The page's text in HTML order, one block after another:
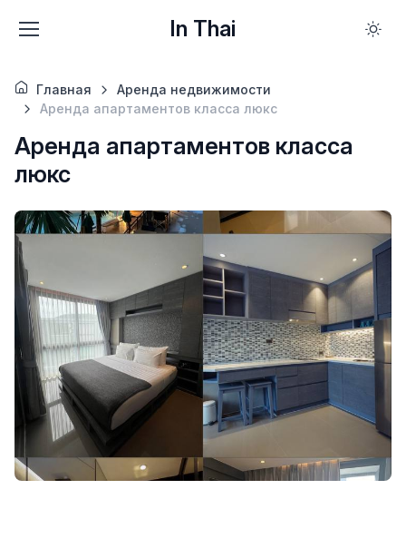
In Thai
Главная
Аренда недвижимости
Аренда апартаментов класса люкс
Аренда апартаментов класса
люкс